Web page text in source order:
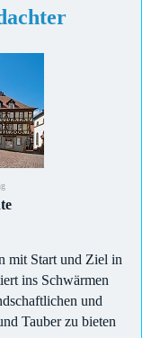
mit Start und Ziel in
ins Schwärmen
und
Tauber zu bieten